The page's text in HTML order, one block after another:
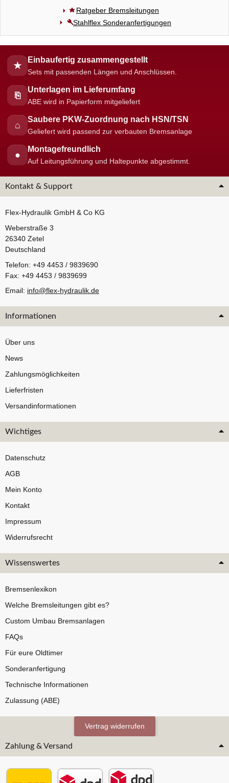
Ratgeber Bremsleitungen
Stahlflex Sonderanfertigungen
★
Einbaufertig zusammengestellt
Sets mit passenden Längen und Anschlüssen.
⎘
Unterlagen im Lieferumfang
ABE wird in Papierform mitgeliefert
⌂
Saubere PKW-Zuordnung nach HSN/TSN
Geliefert wird passend zur verbauten Bremsanlage
●
Montagefreundlich
Auf Leitungsführung und Haltepunkte abgestimmt.
Kontakt & Support
Flex-Hydraulik GmbH & Co KG
Weberstraße 3
26340 Zetel
Deutschland
Telefon: +49 4453 / 9839690
Fax: +49 4453 / 9839699
Email: info@flex-hydraulik.de
Informationen
Über uns
News
Zahlungsmöglichkeiten
Lieferfristen
Versandinformationen
Wichtiges
Datenschutz
AGB
Mein Konto
Kontakt
Impressum
Widerrufsrecht
Wissenswertes
Bremsenlexikon
Welche Bremsleitungen gibt es?
Custom Umbau Bremsanlagen
FAQs
Für eure Oldtimer
Sonderanfertigung
Technische Informationen
Zulassung (ABE)
Vertrag widerrufen
Zahlung & Versand